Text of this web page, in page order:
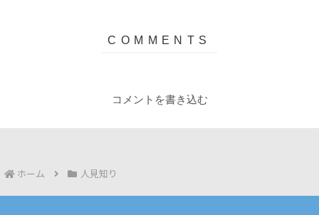
コメントを書き込む
ホーム 人見知り